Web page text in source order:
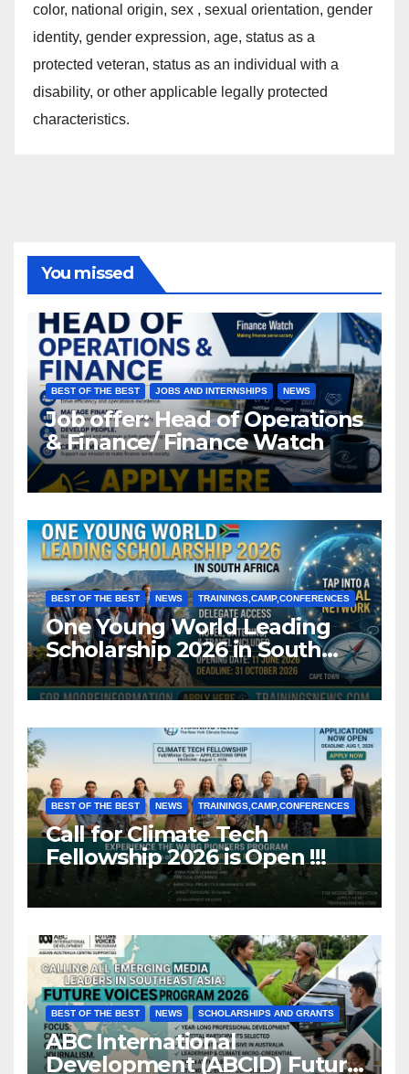
color, national origin, sex , sexual orientation, gender
identity, gender expression, age, status as a
protected veteran, status as an individual with a
disability, or other applicable legally protected
characteristics.
You missed
BEST OF THE BEST JOBS AND INTERNSHIPS NEWS
Job offer: Head of Operations
& Finance/ Finance Watch
BEST OF THE BEST NEWS TRAININGS,CAMP,CONFERENCES
One Young World Leading
Scholarship 2026 in South
Africa (Fully Funded)
BEST OF THE BEST NEWS TRAININGS,CAMP,CONFERENCES
Call for Climate Tech
Fellowship 2026 is Open !!!
BEST OF THE BEST NEWS SCHOLARSHIPS AND GRANTS
ABC International
Development (ABCID) Future